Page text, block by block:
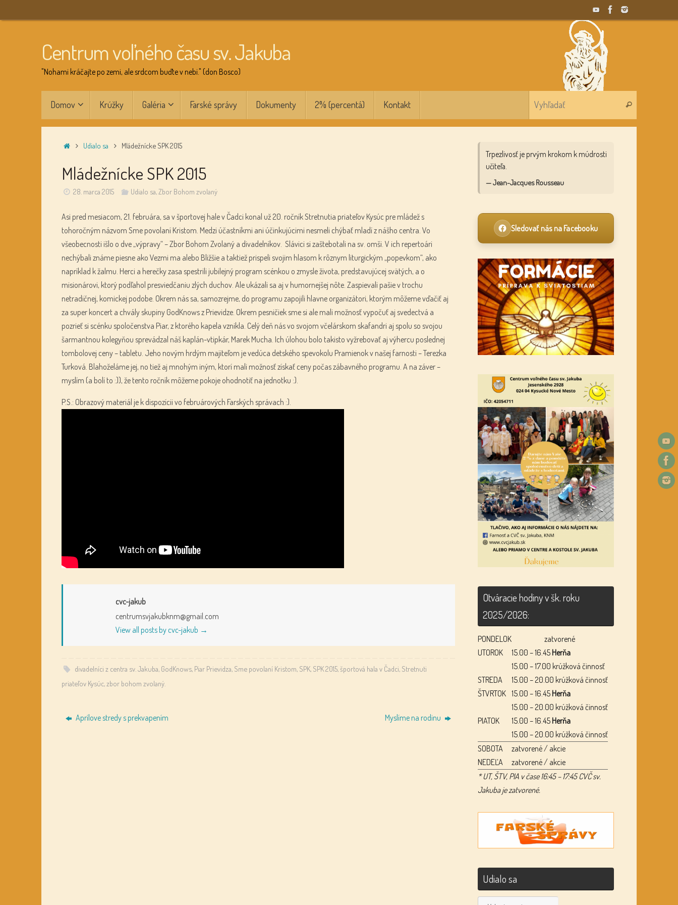
to
Centrum voľného času sv. Jakuba
"Nohami kráčajte po zemi, ale srdcom buďte v nebi." (don Bosco)
Domov Krúžky Galéria Farské správy Dokumenty 2% (percentá) Kontakt Vyhľadať
HomeUdialo sa Mládežnícke SPK 2015
Mládežnícke SPK 2015
28. marca 2015 Udialo sa,Zbor Bohom zvolaný
Asi pred mesiacom, 21. februára, sa v športovej hale v Čadci konal už 20. ročník Stretnutia priateľov Kysúc pre mládež s
tohoročným názvom Sme povolaní Kristom. Medzi účastníkmi ani účinkujúcimi nesmeli chýbať mladí z nášho centra. Vo
všeobecnosti išlo o dve „výpravy“ – Zbor Bohom Zvolaný a divadelníkov. Slávici si zaštebotali na sv. omši. V ich repertoári
nechýbali známe piesne ako Vezmi ma alebo Bližšie a taktiež prispeli svojim hlasom k rôznym liturgickým „popevkom“, ako
napríklad k žalmu. Herci a herečky zasa spestrili jubilejný program scénkou o zmysle života, predstavujúcej svätých, a o
misionárovi, ktorý podľahol presviedčaniu zlých duchov. Ale ukázali sa aj v humornejšej nôte. Zaspievali pašie v trochu
netradičnej, komickej podobe. Okrem nás sa, samozrejme, do programu zapojili hlavne organizátori, ktorým môžeme vďačiť aj
za super koncert a chvály skupiny GodKnows z Prievidze. Okrem pesničiek sme si ale mali možnosť vypočuť aj svedectvá a
pozrieť si scénku spoločenstva Piar, z ktorého kapela vznikla. Celý deň nás vo svojom včelárskom skafandri aj spolu so svojou
šarmantnou kolegyňou sprevádzal náš kaplán-vtipkár, Marek Mucha. Ich úlohou bolo takisto vyžrebovať aj výhercu poslednej
tombolovej ceny – tabletu. Jeho novým hrdým majiteľom je vedúca detského spevokolu Pramienok v našej farnosti – Terezka
Turková. Blahoželáme jej, no tiež aj mnohým iným, ktorí mali možnosť získať ceny počas zábavného programu. A na záver –
myslím (a bolí to :)), že tento ročník môžeme pokoje ohodnotiť na jednotku :).
P.S.: Obrazový materiál je k dispozícii vo februárových Farských správach :).
cvc-jakub
centrumsvjakubknm@gmail.com
View all posts by cvc-jakub →
divadelníci z centra sv. Jakuba, GodKnows, Piar Prievidza, Sme povolaní Kristom, SPK, SPK 2015, športová hala v Čadci, Stretnuti
priateľov Kysúc,zbor bohom zvolaný
Aprílove stredy s prekvapením Myslíme na rodinu
Trpezlivosť je prvým krokom k múdrosti
učiteľa.
— Jean-Jacques Rousseau
Sledovať nás na Facebooku
Otváracie hodiny v šk. roku
2025/2026:
PONDELOK
zatvorené
UTOROK
15.00 – 16.45Herňa
15.00 – 17.00 krúžková činnosť
STREDA
15.00 – 20.00 krúžková činnosť
ŠTVRTOK 15.00 – 16.45Herňa
15.00 – 20.00 krúžková činnosť
PIATOK
15.00 – 16.45Herňa
15.00 – 20.00 krúžková činnosť
SOBOTA
zatvorené / akcie
NEDEĽA
zatvorené / akcie
* UT, ŠTV, PIA v čase 16:45 – 17:45 CVČ sv.
Jakuba je zatvorené.
Udialo sa
Udialo